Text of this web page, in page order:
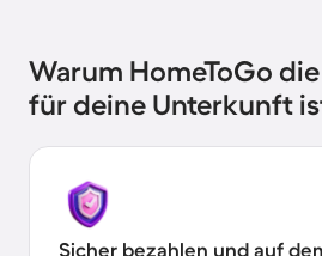
Warum HomeToGo
für deine Unterkunft
Sicher bezahlen und auf